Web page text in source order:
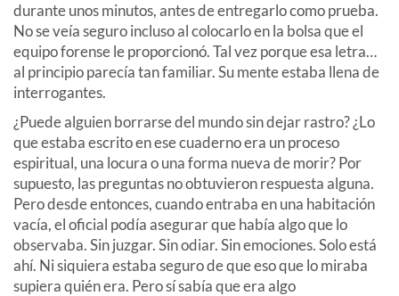
durante unos minutos, antes de entregarlo como prueba.
No se veía seguro incluso al colocarlo en la bolsa que el
equipo forense le proporcionó. Tal vez porque esa letra…
al principio parecía tan familiar. Su mente estaba llena de
interrogantes.
¿Puede alguien borrarse del mundo sin dejar rastro? ¿Lo
que estaba escrito en ese cuaderno era un proceso
espiritual, una locura o una forma nueva de morir? Por
supuesto, las preguntas no obtuvieron respuesta alguna.
Pero desde entonces, cuando entraba en una habitación
vacía, el oficial podía asegurar que había algo que lo
observaba. Sin juzgar. Sin odiar. Sin emociones. Solo está
ahí. Ni siquiera estaba seguro de que eso que lo miraba
supiera quién era. Pero sí sabía que era algo